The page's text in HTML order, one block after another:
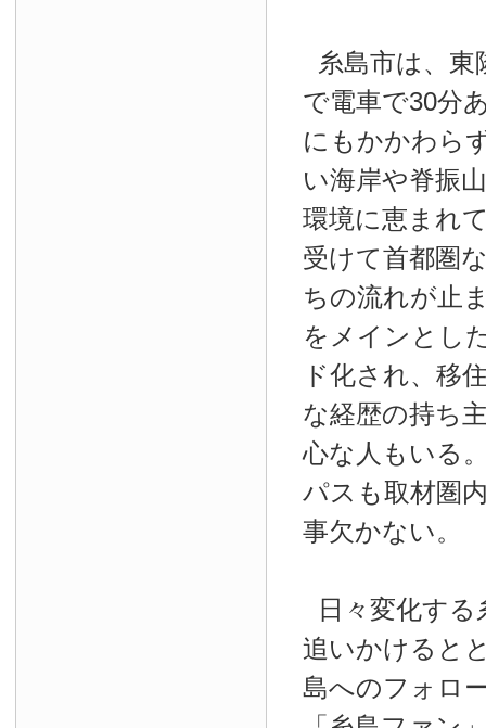
糸島市は、東
で電車で30分
にもかかわら
い海岸や脊振
環境に恵まれ
受けて首都圏
ちの流れが止
をメインとし
ド化され、移
な経歴の持ち
心な人もいる
パスも取材圏
事欠かない。
日々変化す
追いかけると
島へのフォロ